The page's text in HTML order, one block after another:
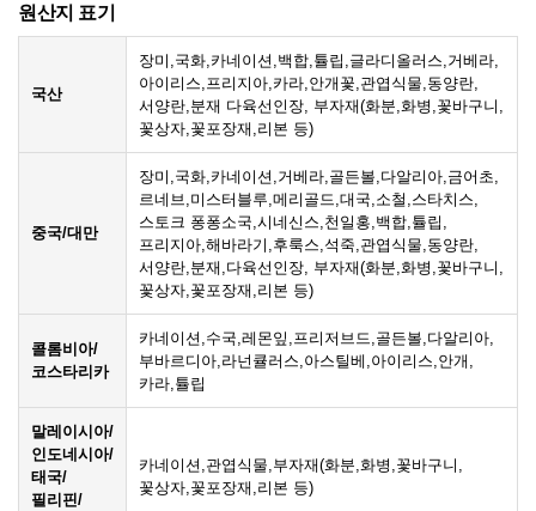
원산지 표기
국산
장미,국화,카네이션,백합,튤립,글라디올러스,거베라,
아이리스,프리지아,카라,안개꽃,관엽식물,동양란,
서양란,분재 다육선인장, 부자재(화분,화병,꽃바구니,
꽃상자,꽃포장재,리본 등)
중국/대만
장미,국화,카네이션,거베라,골든볼,다알리아,금어초,
르네브,미스터블루,메리골드,대국,소철,스타치스,
스토크 퐁퐁소국,시네신스,천일홍,백합,튤립,
프리지아,해바라기,후룩스,석죽,관엽식물,동양란,
서양란,분재,다육선인장, 부자재(화분,화병,꽃바구니,
꽃상자,꽃포장재,리본 등)
콜롬비아/
코스타리카
카네이션,수국,레몬잎,프리저브드,골든볼,다알리아,
부바르디아,라넌큘러스,아스틸베,아이리스,안개,
카라,튤립
말레이시아/
인도네시아/
태국/
필리핀/
카네이션,관엽식물,부자재(화분,화병,꽃바구니,
꽃상자,꽃포장재,리본 등)